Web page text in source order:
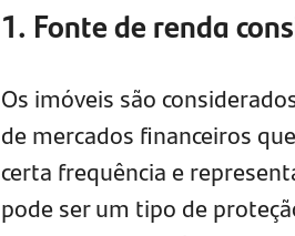
1. Fonte de renda
Os imóveis são
de mercados financeiros
certa frequência e
pode ser um tipo de